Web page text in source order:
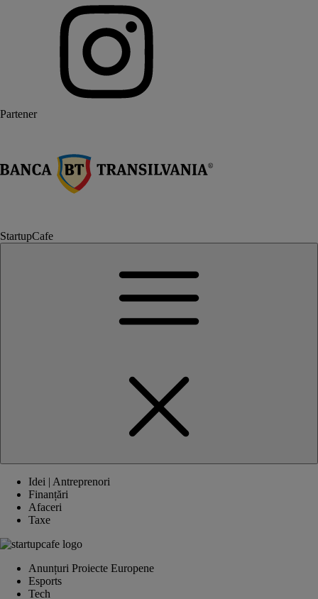
Partener
StartupCafe
Idei | Antreprenori
Finanțări
Afaceri
Taxe
Anunțuri Proiecte Europene
Esports
Tech